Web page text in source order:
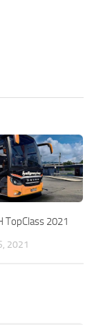
TopClass 2021
2021